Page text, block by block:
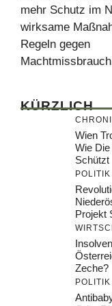
mehr Schutz im
wirksame
Regeln gegen
KÜRZLICH
Wien
Wie
Schützt
POLITIK
Projekt
Zeche?
POLITIK